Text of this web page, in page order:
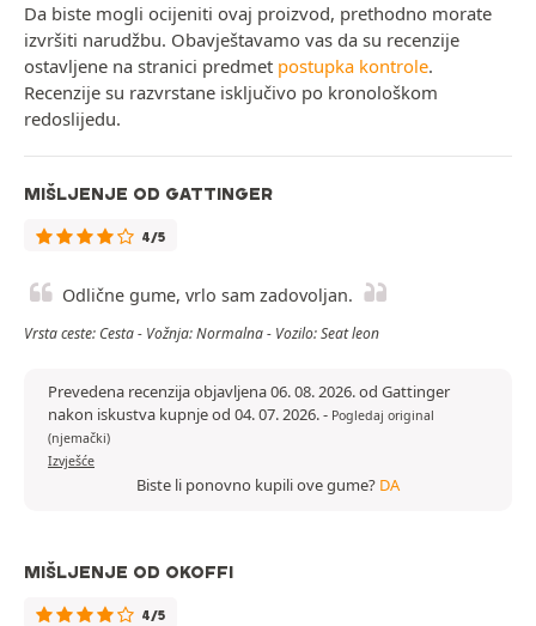
Da biste mogli ocijeniti ovaj proizvod, prethodno morate
izvršiti narudžbu. Obavještavamo vas da su recenzije
ostavljene na stranici predmet postupka kontrole.
Recenzije su razvrstane isključivo po kronološkom
redoslijedu.
MIŠLJENJE OD GATTINGER
4/5
Odlične gume, vrlo sam zadovoljan.
Vrsta ceste: Cesta - Vožnja: Normalna - Vozilo: Seat leon
Prevedena recenzija objavljena 06. 08. 2026. od Gattinger
nakon iskustva kupnje od 04. 07. 2026.- Pogledaj original
(njemački)
Izvješće
Biste li ponovno kupili ove gume? DA
MIŠLJENJE OD OKOFFI
4/5